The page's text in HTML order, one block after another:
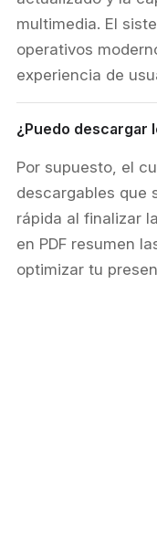
multimedia. El
operativos
experiencia de
¿Puedo descargar
Por supuesto, el
descargables que
rápida al finalizar
en PDF resumen
optimizar tu